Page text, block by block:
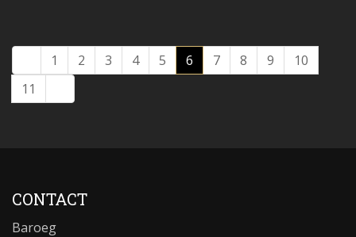
1 2 3 4 5 6 7 8 9
10
11
CONTACT
Baroeg